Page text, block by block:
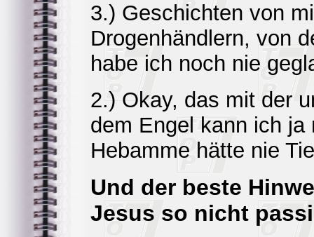
3.) Geschichten von
Drogenhändlern, von
habe ich noch nie
2.) Okay, das mit der
dem Engel kann ich
Hebamme hätte nie
Und der beste
Jesus so nicht